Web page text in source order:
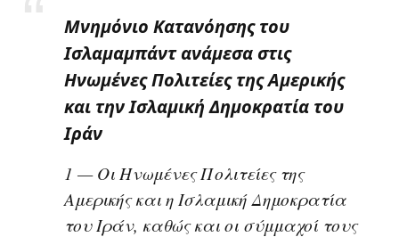
Μνημόνιο Κατανόησης του
Ισλαμαμπάντ ανάμεσα στις
Ηνωμένες Πολιτείες της Αμερικής
και την Ισλαμική Δημοκρατία του
Ιράν
1 — Οι Ηνωμένες Πολιτείες της
Αμερικής και η Ισλαμική Δημοκρατία
του Ιράν, καθώς και οι σύμμαχοί τους